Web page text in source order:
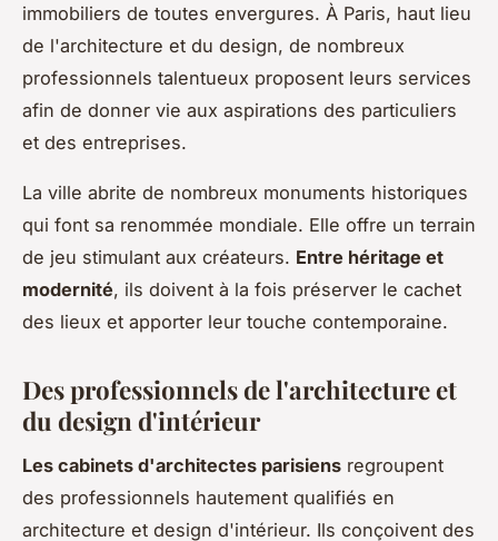
immobiliers de toutes envergures. À Paris, haut lieu
de l'architecture et du design, de nombreux
professionnels talentueux proposent leurs services
afin de donner vie aux aspirations des particuliers
et des entreprises.
La ville abrite de nombreux monuments historiques
qui font sa renommée mondiale. Elle offre un terrain
de jeu stimulant aux créateurs. Entre héritage et
modernité, ils doivent à la fois préserver le cachet
des lieux et apporter leur touche contemporaine.
Des professionnels de l'architecture et
du design d'intérieur
Les cabinets d'architectes parisiens regroupent
des professionnels hautement qualifiés en
architecture et design d'intérieur. Ils conçoivent des